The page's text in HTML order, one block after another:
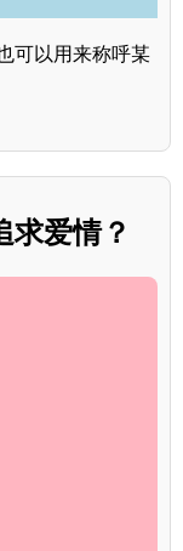
可以用来称呼某
求爱情？